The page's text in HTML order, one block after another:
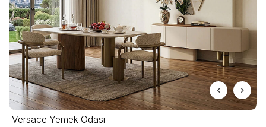
Versace Yemek Odası